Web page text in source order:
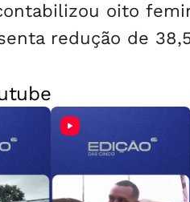
oito
redução de